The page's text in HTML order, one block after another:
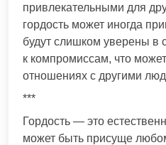
привлекательными для
гордость может иногда
будут слишком уверены в
к компромиссам, что
отношениях с другими
***
Гордость — это
может быть присуще